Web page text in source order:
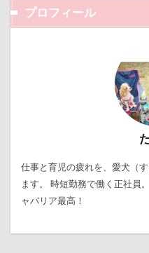
プロフィール
仕事と育児の疲れを、愛犬（
ます。 時短勤務で働く正社員
ャバリア最高！